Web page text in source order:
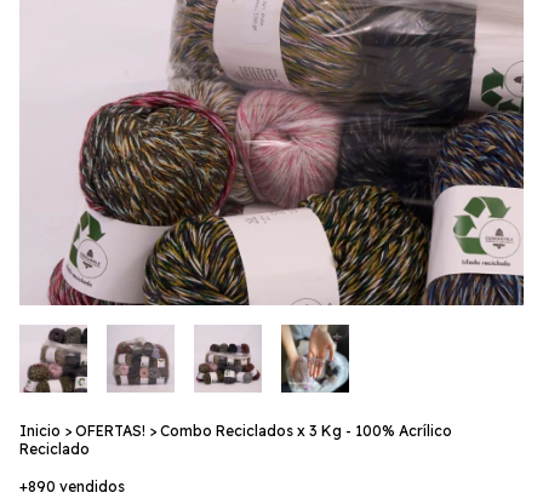
Inicio > OFERTAS! > Combo Reciclados x 3 Kg - 100% Acrílico
Reciclado
+890 vendidos